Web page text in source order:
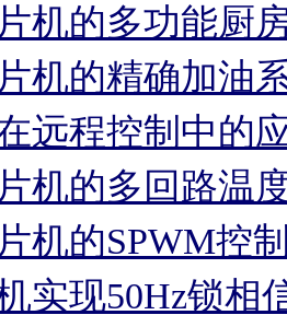
机的多功能厨
机的精确加油
远程控制中的
机的多回路温
机的SPWM控
实现50Hz锁相